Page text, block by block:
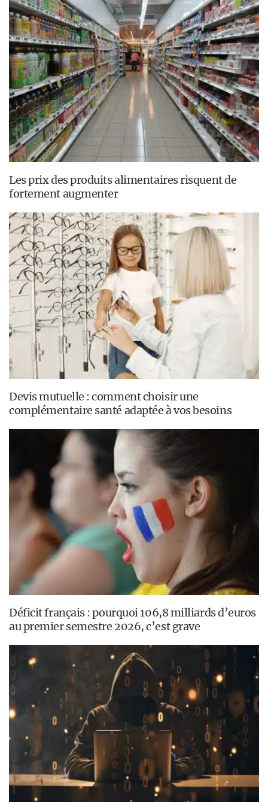
Les prix des produits alimentaires risquent de
fortement augmenter
Devis mutuelle : comment choisir une
complémentaire santé adaptée à vos besoins
Déficit français : pourquoi 106,8 milliards d’euros
au premier semestre 2026, c’est grave